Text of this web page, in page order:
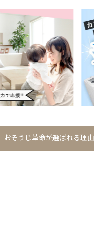
おそうじ革命が選ばれる理由